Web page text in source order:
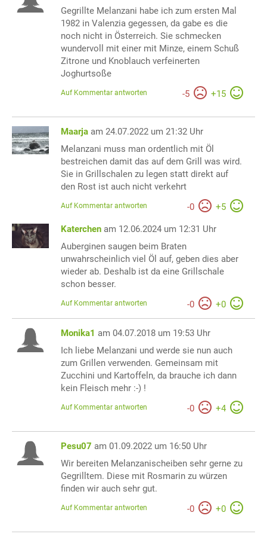
Gegrillte Melanzani habe ich zum ersten Mal
1982 in Valenzia gegessen, da gabe es die
noch nicht in Österreich. Sie schmecken
wundervoll mit einer mit Minze, einem Schuß
Zitrone und Knoblauch verfeinerten
Joghurtsoße
-5 +15
Auf Kommentar antworten
Maarja am 24.07.2022 um 21:32 Uhr
Melanzani muss man ordentlich mit Öl
bestreichen damit das auf dem Grill was wird.
Sie in Grillschalen zu legen statt direkt auf
den Rost ist auch nicht verkehrt
-0 +5
Auf Kommentar antworten
Katerchen am 12.06.2024 um 12:31 Uhr
Auberginen saugen beim Braten
unwahrscheinlich viel Öl auf, geben dies aber
wieder ab. Deshalb ist da eine Grillschale
schon besser.
-0 +0
Auf Kommentar antworten
Monika1 am 04.07.2018 um 19:53 Uhr
Ich liebe Melanzani und werde sie nun auch
zum Grillen verwenden. Gemeinsam mit
Zucchini und Kartoffeln, da brauche ich dann
kein Fleisch mehr :-) !
-0 +4
Auf Kommentar antworten
Pesu07 am 01.09.2022 um 16:50 Uhr
Wir bereiten Melanzanischeiben sehr gerne zu
Gegrilltem. Diese mit Rosmarin zu würzen
finden wir auch sehr gut.
-0 +0
Auf Kommentar antworten